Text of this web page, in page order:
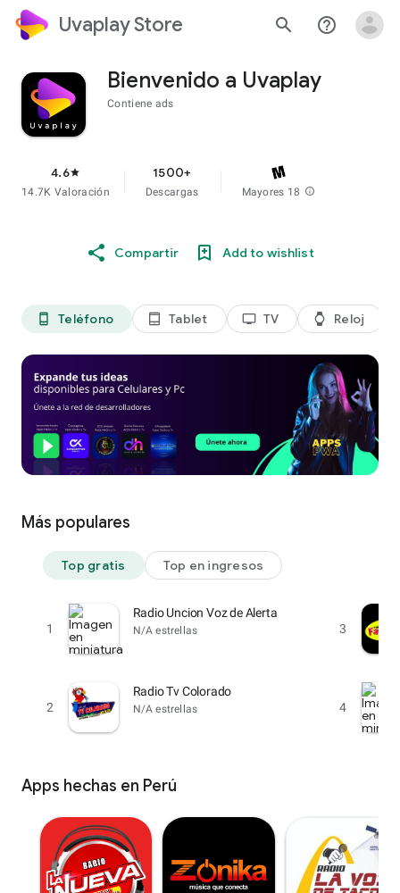
Uvaplay Store search help_outline
Bienvenido a Uvaplay
Contiene ads
4.6star
14.7K Valoración
1500+
Descargas Mayores 18 info
Compartir Add to wishlist
phone_android Teléfono tablet_android Tablet tv TV watch Reloj
Más populares
Top gratis Top en ingresos
1
Radio Uncion Voz de Alerta
N/A estrellas
2
Radio Tv Colorado
N/A estrellas
3
4
Apps hechas en Perú